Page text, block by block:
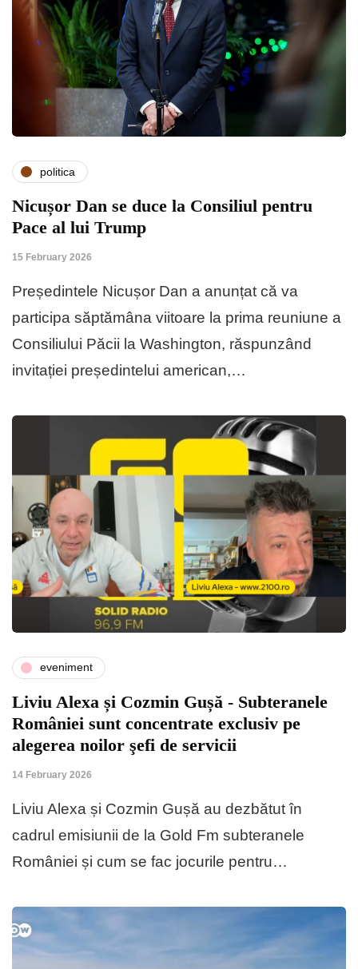
politica
Nicușor Dan se duce la Consiliul pentru
Pace al lui Trump
15 February 2026
Președintele Nicușor Dan a anunțat că va
participa săptămâna viitoare la prima reuniune a
Consiliului Păcii la Washington, răspunzând
invitației președintelui american,…
eveniment
Liviu Alexa și Cozmin Gușă - Subteranele
României sunt concentrate exclusiv pe
alegerea noilor şefi de servicii
14 February 2026
Liviu Alexa și Cozmin Gușă au dezbătut în
cadrul emisiunii de la Gold Fm subteranele
României și cum se fac jocurile pentru…